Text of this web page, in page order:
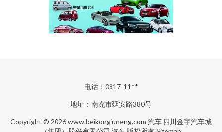
电话：0817-11**
地址：南充市延安路380号
Copyright © 2026www.beikongjuneng.com 汽车 四川金宇汽车城